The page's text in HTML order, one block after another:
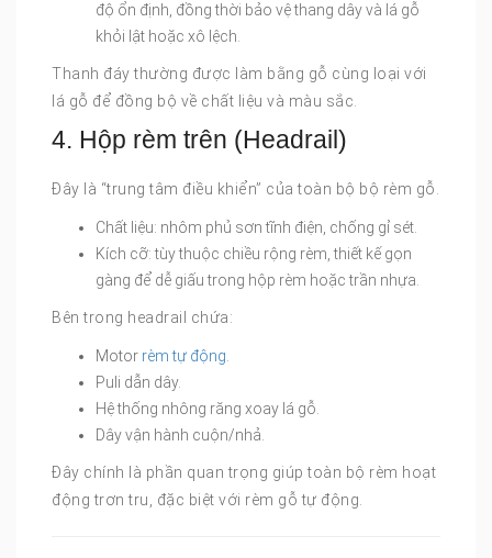
độ ổn định, đồng thời bảo vệ thang dây và lá gỗ
khỏi lật hoặc xô lệch.
Thanh đáy thường được làm bằng gỗ cùng loại với
lá gỗ để đồng bộ về chất liệu và màu sắc.
4. Hộp rèm trên (Headrail)
Đây là “trung tâm điều khiển” của toàn bộ bộ rèm gỗ.
Chất liệu: nhôm phủ sơn tĩnh điện, chống gỉ sét.
Kích cỡ: tùy thuộc chiều rộng rèm, thiết kế gọn
gàng để dễ giấu trong hộp rèm hoặc trần nhựa.
Bên trong headrail chứa:
Motor rèm tự động
Puli dẫn dây.
Hệ thống nhông răng xoay lá gỗ.
Dây vận hành cuộn/nhả.
Đây chính là phần quan trọng giúp toàn bộ rèm hoạt
động trơn tru, đặc biệt với rèm gỗ tự động.